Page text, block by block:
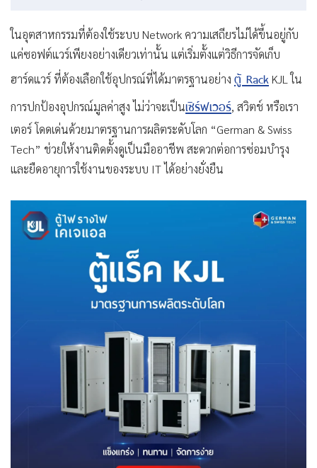
ในอุตสาหกรรมที่ต้องใช้ระบบ Network ความเสถียรไม่ได้ขึ้นอยู่กับ
แค่ซอฟต์แวร์เพียงอย่างเดียวเท่านั้น แต่เริ่มตั้งแต่วิธีการจัดเก็บ
ฮาร์ดแวร์ ที่ต้องเลือกใช้อุปกรณ์ที่ได้มาตรฐานอย่าง ตู้ RackKJL ใน
การปกป้องอุปกรณ์มูลค่าสูง ไม่ว่าจะเป็นเซิร์ฟเวอร์, สวิตช์ หรือเรา
เตอร์ โดดเด่นด้วยมาตรฐานการผลิตระดับโลก “German & Swiss
Tech” ช่วยให้งานติดตั้งดูเป็นมืออาชีพ สะดวกต่อการซ่อมบำรุง
และยืดอายุการใช้งานของระบบ IT ได้อย่างยั่งยืน